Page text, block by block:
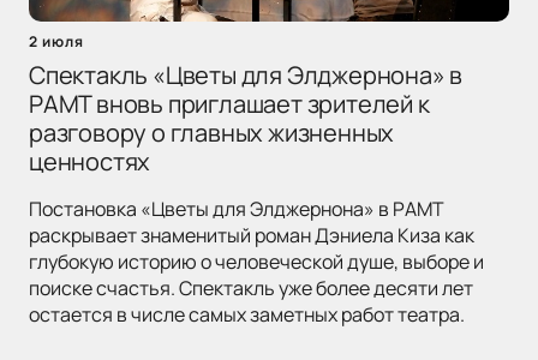
2 июля
Спектакль «Цветы для Элджернона» в
РАМТ вновь приглашает зрителей к
разговору о главных жизненных
ценностях
Постановка «Цветы для Элджернона» в РАМТ
раскрывает знаменитый роман Дэниела Киза как
глубокую историю о человеческой душе, выборе и
поиске счастья. Спектакль уже более десяти лет
остается в числе самых заметных работ театра.